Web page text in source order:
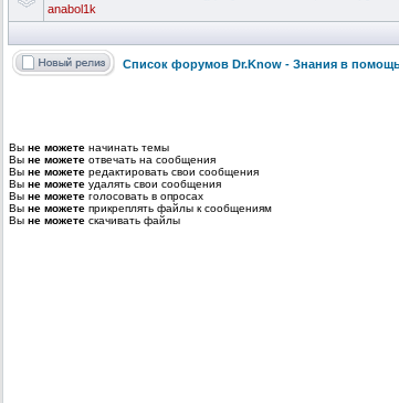
anabol1k
Список форумов Dr.Know - Знания в
Вы не можете начинать темы
Вы не можете отвечать на сообщения
Вы не можете редактировать свои сообщения
Вы не можете удалять свои сообщения
Вы не можете голосовать в опросах
Вы не можете прикреплять файлы к сообщениям
Вы не можете скачивать файлы